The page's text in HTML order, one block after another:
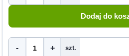
- + szt.